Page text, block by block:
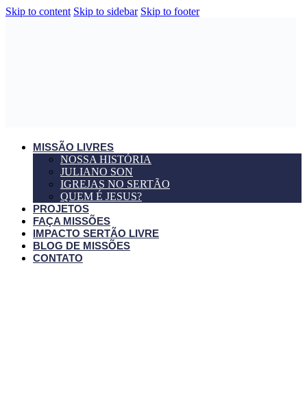
Skip to content Skip to sidebar Skip to footer
MISSÃO LIVRES
NOSSA HISTÓRIA
JULIANO SON
IGREJAS NO SERTÃO
QUEM É JESUS?
PROJETOS
FAÇA MISSÕES
IMPACTO SERTÃO LIVRE
BLOG DE MISSÕES
CONTATO